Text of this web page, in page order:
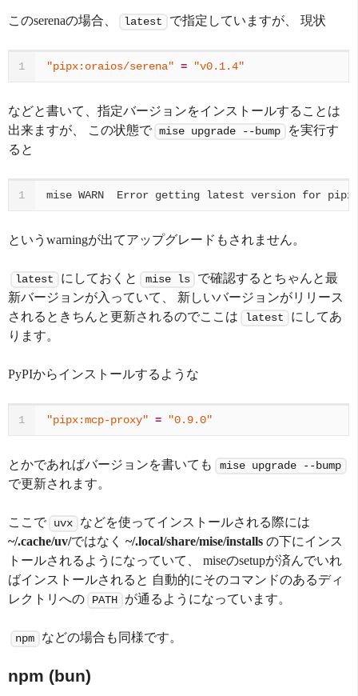
このserenaの場合、 latest で指定していますが、 現状
1 "pipx:oraios/serena" = "v0.1.4"
などと書いて、指定バージョンをインストールすることは
出来ますが、 この状態で mise upgrade --bump
を実行す
ると
1 mise WARN Error getting latest version for pipx
というwarningが出てアップグレードもされません。
latest にしておくと mise ls
で確認するとちゃんと最
新バージョンが入っていて、 新しいバージョンがリリース
されるときちんと更新されるのでここは
latest
にしてあ
ります。
PyPIからインストールするような
1 "pipx:mcp-proxy" = "0.9.0"
とかであればバージョンを書いても mise upgrade --bump
で更新されます。
ここで uvx
などを使ってインストールされる際には
~/.cache/uv/ではなく ~/.local/share/mise/installs の下にインス
トールされるようになっていて、 miseのsetupが済んでいれ
ばインストールされると 自動的にそのコマンドのあるディ
レクトリへの
PATH が通るようになっています。
npm などの場合も同様です。
npm (bun)